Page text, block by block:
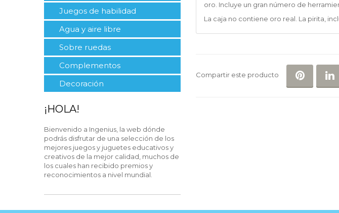
oro. Incluye un gran número de
La caja no contiene oro real. La pirita,
Compartir este producto
Juegos de habilidad
Agua y aire libre
Sobre ruedas
Complementos
Decoración
¡HOLA!
Bienvenido a Ingenius, la web dónde
podrás disfrutar de una selección de los
mejores juegos y juguetes educativos y
creativos de la mejor calidad, muchos de
los cuales han recibido premios y
reconocimientos a nivel mundial.